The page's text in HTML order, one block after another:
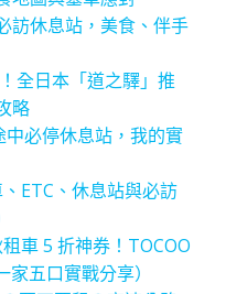
訪休息站，美食、伴手
全日本「道之驛」推
略
中必停休息站，我的實
ETC、休息站與必訪
車 5 折神券！TOCOO
五口實戰分享）